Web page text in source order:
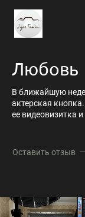
Любовь
В ближайшую
актерская
ее видеовизитка
Оставить отзыв